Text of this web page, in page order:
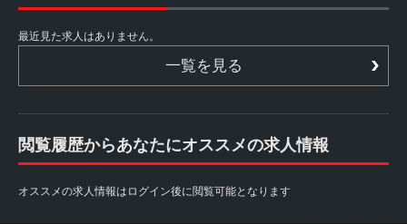
最近見た求人はありません。
一覧を見る
閲覧履歴からあなたにオススメの求人情報
オススメの求人情報はログイン後に閲覧可能となります